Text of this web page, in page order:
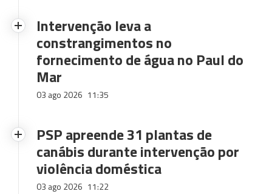
Intervenção leva a
constrangimentos no
fornecimento de água no Paul do
Mar
03 ago 2026 11:35
PSP apreende 31 plantas de
canábis durante intervenção por
violência doméstica
03 ago 2026 11:22